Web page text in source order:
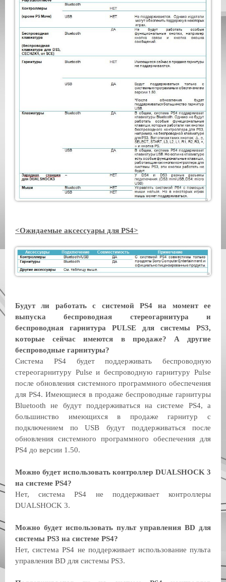
<Ожидаемые аксессуары для PS4>
Будут ли работать с системой PS4 на момент ее
выпуска беспроводная стереогарнитура и
беспроводная гарнитура PULSE для системы PS3,
которые сейчас имеются в продаже? А другие
беспроводные гарнитуры?
Система PS4 будет поддерживать беспроводную
стереогарнитуру Pulse и беспроводную гарнитуру Pulse
после обновления системного программного обеспечения
для PS4. Имеющиеся в продаже беспроводные гарнитуры
Bluetooth не будут поддерживаться на системе PS4, а
большинство имеющихся в продаже гарнитур с
подключением по USB будут поддерживаться после
обновления системного программного обеспечения для
PS4 до версии 1.50.
Можно будет использовать контроллер DUALSHOCK 3
на системе PS4?
Нет, система PS4 не поддерживает контроллеры
DUALSHOCK 3.
Можно будет использовать пульт управления BD для
системы PS3 на системе PS4?
Нет, система PS4 не поддерживает использование пульта
управления BD для системы PS3.